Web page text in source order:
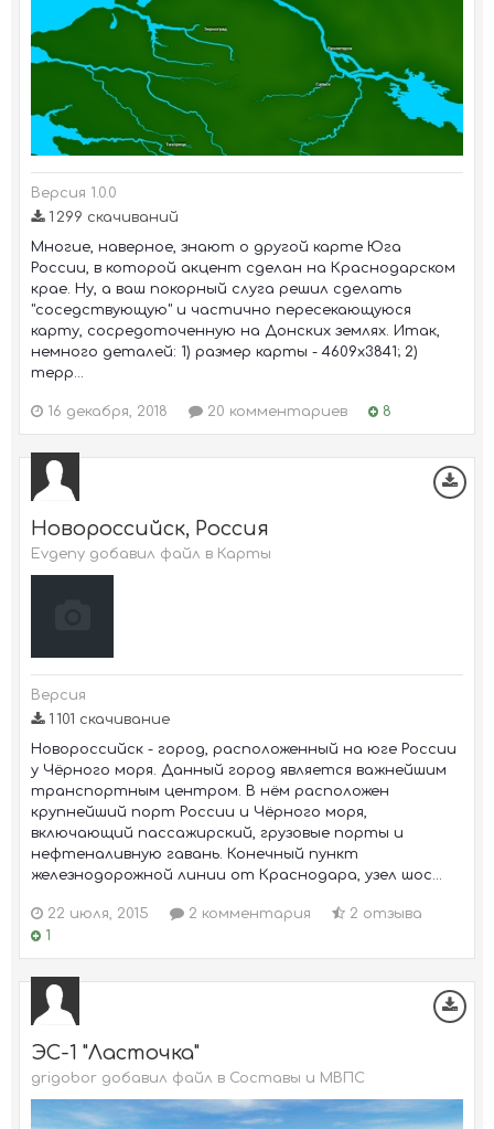
Версия 1.0.0
1 299 скачиваний
Многие, наверное, знают о другой карте Юга
России, в которой акцент сделан на Краснодарском
крае. Ну, а ваш покорный слуга решил сделать
"соседствующую" и частично пересекающуюся
карту, сосредоточенную на Донских землях. Итак,
немного деталей: 1) размер карты - 4609х3841; 2)
терр...
16 декабря, 2018 20 комментариев 8
Новороссийск, Россия
Evgeny добавил файл в Карты
Версия
1 101 скачивание
Новороссийск - город, расположенный на юге России
у Чёрного моря. Данный город является важнейшим
транспортным центром. В нём расположен
крупнейший порт России и Чёрного моря,
включающий пассажирский, грузовые порты и
нефтеналивную гавань. Конечный пункт
железнодорожной линии от Краснодара, узел шос...
22 июля, 2015 2 комментария
2 отзыва
1
ЭС-1 "Ласточка"
grigobor добавил файл в Составы и МВПС